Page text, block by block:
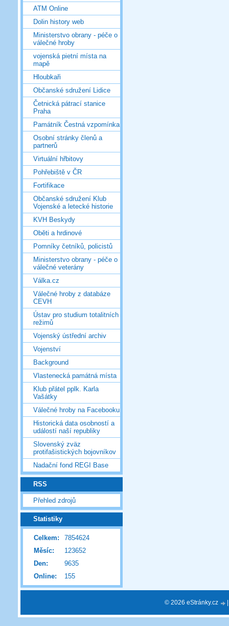
ATM Online
Dolin history web
Ministerstvo obrany - péče o
válečné hroby
vojenská pietní místa na
mapě
Hloubkaři
Občanské sdružení Lidice
Četnická pátrací stanice
Praha
Památník Čestná vzpomínka
Osobní stránky členů a
partnerů
Virtuální hřbitovy
Pohřebiště v ČR
Fortifikace
Občanské sdružení Klub
Vojenské a letecké historie
KVH Beskydy
Oběti a hrdinové
Pomníky četníků, policistů
Ministerstvo obrany - péče o
válečné veterány
Válka.cz
Válečné hroby z databáze
CEVH
Ústav pro studium totalitních
režimů
Vojenský ústřední archiv
Vojenství
Background
Vlastenecká památná místa
Klub přátel pplk. Karla
Vašátky
Válečné hroby na Facebooku
Historická data osobností a
událostí naší republiky
Slovenský zväz
protifašistických bojovníkov
Nadační fond REGI Base
RSS
Přehled zdrojů
Statistiky
Online: 155
Celkem:
7854624
Měsíc:
123652
Den:
9635
© 2026 eStránky.cz